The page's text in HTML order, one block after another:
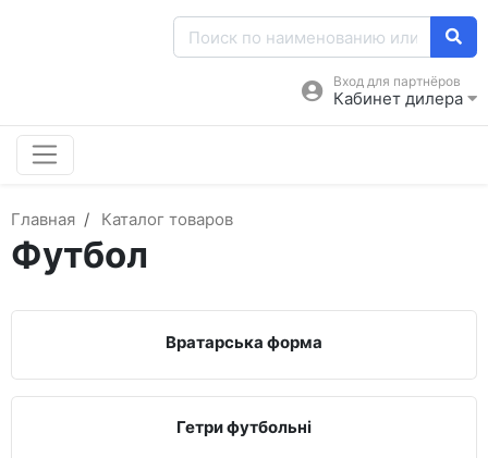
Вход для партнёров
Кабинет дилера
Главная Каталог товаров
Футбол
Вратарська форма
Гетри футбольні